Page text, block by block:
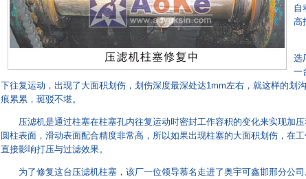
自
高
选
一
下往复运动，出现了大面积划伤，划伤深度最深处达1mm左右，就这样的划
痕累累，斑驳不堪。
压滤机是通过柱塞在柱塞孔内往复运动时密封工作容积的变化来实现加
圆柱表面，滑动表面配合精度非常高，所以如果出现柱塞的大面积划伤，在
直接影响打压与过滤效果。
为了修复这台压滤机柱塞，该厂一位领导慕名走进了奥宇可鑫邯邢分公